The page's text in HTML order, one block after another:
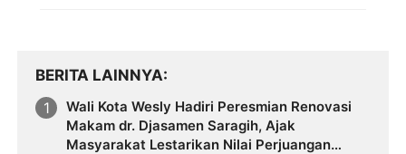
BERITA LAINNYA
Wali Kota Wesly Hadiri Peresmian Renovasi
Makam dr. Djasamen Saragih, Ajak
Masyarakat Lestarikan Nilai Perjuangan